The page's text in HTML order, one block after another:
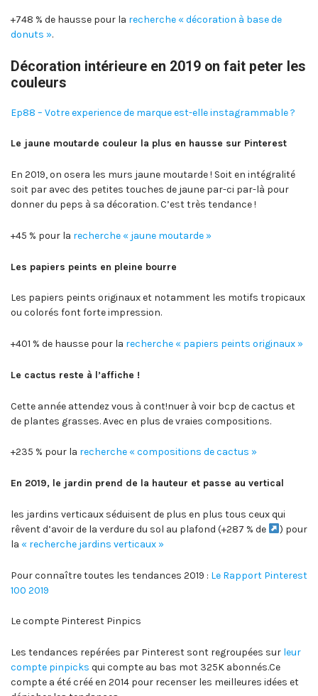
+748 % de hausse pour la recherche « décoration à base de
donuts ».
Décoration intérieure en 2019 on fait peter les
couleurs
Ep88 – Votre experience de marque est-elle instagrammable ?
Le jaune moutarde couleur la plus en hausse sur Pinterest
En 2019, on osera les murs jaune moutarde ! Soit en intégralité
soit par avec des petites touches de jaune par-ci par-là pour
donner du peps à sa décoration. C’est très tendance !
+45 % pour la recherche « jaune moutarde »
Les papiers peints en pleine bourre
Les papiers peints originaux et notamment les motifs tropicaux
ou colorés font forte impression.
+401 % de hausse pour la recherche « papiers peints originaux »
Le cactus reste à l’affiche !
Cette année attendez vous à cont!nuer à voir bcp de cactus et
de plantes grasses. Avec en plus de vraies compositions.
+235 % pour la recherche « compositions de cactus »
En 2019, le jardin prend de la hauteur et passe au vertical
les jardins verticaux séduisent de plus en plus tous ceux qui
rêvent d’avoir de la verdure du sol au plafond (+287 % de
) pour
la « recherche jardins verticaux »
Pour connaître toutes les tendances 2019 : Le Rapport Pinterest
100 2019
Le compte Pinterest Pinpics
Les tendances repérées par Pinterest sont regroupées sur leur
compte pinpicks qui compte au bas mot 325K abonnés.Ce
compte a été créé en 2014 pour recenser les meilleures idées et